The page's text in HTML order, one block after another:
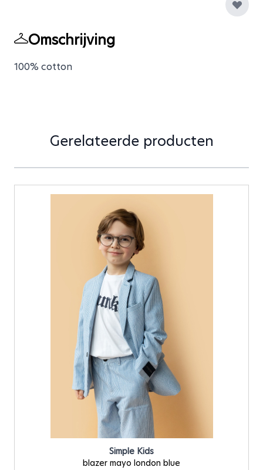
Omschrijving
100% cotton
Gerelateerde producten
Druk om carrousel over te slaan
Simple Kids
blazer mayo london blue